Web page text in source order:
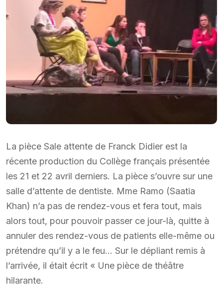
La pièce Sale attente de Franck Didier est la
récente production du Collège français présentée
les 21 et 22 avril derniers. La pièce s’ouvre sur une
salle d’attente de dentiste. Mme Ramo (Saatia
Khan) n’a pas de rendez-vous et fera tout, mais
alors tout, pour pouvoir passer ce jour-là, quitte à
annuler des rendez-vous de patients elle-même ou
prétendre qu’il y a le feu… Sur le dépliant remis à
l’arrivée, il était écrit « Une pièce de théâtre
hilarante.